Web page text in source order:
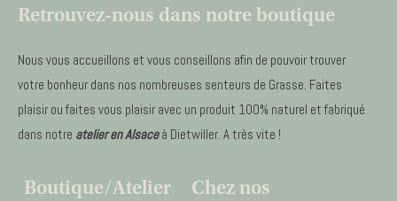
Retrouvez-nous dans notre boutique
Nous vous accueillons et vous conseillons afin de pouvoir trouver
votre bonheur dans nos nombreuses senteurs de Grasse. Faites
plaisir ou faites vous plaisir avec un produit 100% naturel et fabriqué
dans notre atelier en Alsaceà Dietwiller. A très vite !
Boutique/Atelier
Chez nos